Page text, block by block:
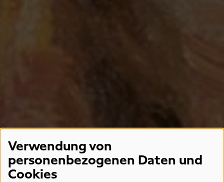
Verwendung von
personenbezogenen Daten und
Cookies